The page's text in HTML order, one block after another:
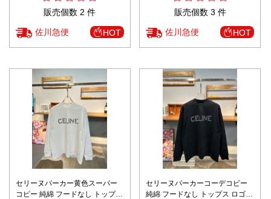
販売個数 2 件
佐川急便 HOT
販売個数 3 件
佐川急便 HOT
セリーヌパーカー黄色スーパー
コピー 純綿 フードなし トップス
セリーヌパーカーコーデコピー
純綿 フードなし トップス ロゴプ